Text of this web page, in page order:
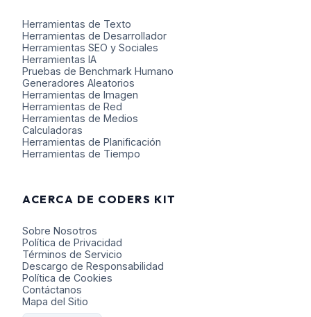
Herramientas de Texto
Herramientas de Desarrollador
Herramientas SEO y Sociales
Herramientas IA
Pruebas de Benchmark Humano
Generadores Aleatorios
Herramientas de Imagen
Herramientas de Red
Herramientas de Medios
Calculadoras
Herramientas de Planificación
Herramientas de Tiempo
ACERCA DE CODERS KIT
Sobre Nosotros
Política de Privacidad
Términos de Servicio
Descargo de Responsabilidad
Política de Cookies
Contáctanos
Mapa del Sitio